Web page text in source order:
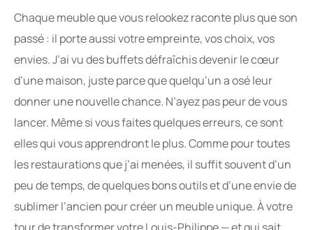
Chaque meuble que vous relookez raconte plus que son
passé : il porte aussi votre empreinte, vos choix, vos
envies. J’ai vu des buffets défraîchis devenir le cœur
d’une maison, juste parce que quelqu’un a osé leur
donner une nouvelle chance. N’ayez pas peur de vous
lancer. Même si vous faites quelques erreurs, ce sont
elles qui vous apprendront le plus. Comme pour toutes
les restaurations que j’ai menées, il suffit souvent d’un
peu de temps, de quelques bons outils et d’une envie de
sublimer l’ancien pour créer un meuble unique. À votre